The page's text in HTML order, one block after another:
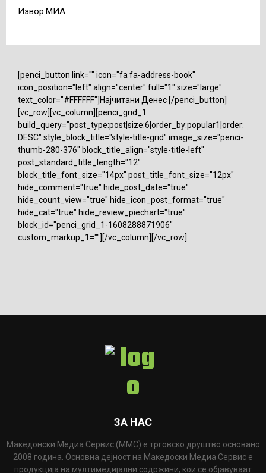
Извор:МИА
[penci_button link="" icon="fa fa-address-book"
icon_position="left" align="center" full="1" size="large"
text_color="#FFFFFF"]Најчитани Денес [/penci_button]
[vc_row][vc_column][penci_grid_1
build_query="post_type:post|size:6|order_by:popular1|order:
DESC" style_block_title="style-title-grid" image_size="penci-
thumb-280-376" block_title_align="style-title-left"
post_standard_title_length="12"
block_title_font_size="14px" post_title_font_size="12px"
hide_comment="true" hide_post_date="true"
hide_count_view="true" hide_icon_post_format="true"
hide_cat="true" hide_review_piechart="true"
block_id="penci_grid_1-1608288871906"
custom_markup_1=""][/vc_column][/vc_row]
ЗА НАС
Македонски Медиа Сервис (ММС) е трговско друштво основано
2008 година. Основна дејност на Македоски Медиа Сервис е
продукција на мултимедијални содржини, кои се објавуваат